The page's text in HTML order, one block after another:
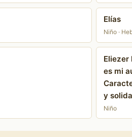
Elías
Niño ·
Eliezer
es mi
y
Niño